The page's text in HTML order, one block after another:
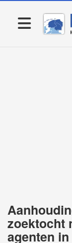
zoektocht
agenten